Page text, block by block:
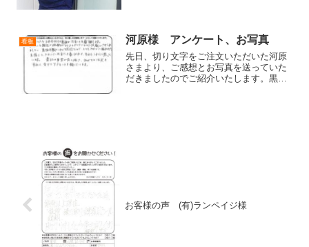
看板 河原様 アンケート、お写真
先日、切り文字をご注文いただいた河原
さまより、ご感想とお写真を送っていた
だきましたのでご紹介いたします。黒の
お客様の声 (有)ランペイジ様